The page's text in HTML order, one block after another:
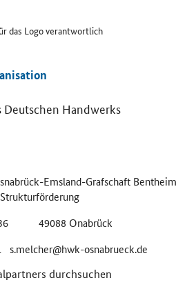
das Logo verantwortlich
Handwerks
Emsland-Grafschaft Bentheim
136 49088 Onabrück
osnabrueck.de
durchsuchen